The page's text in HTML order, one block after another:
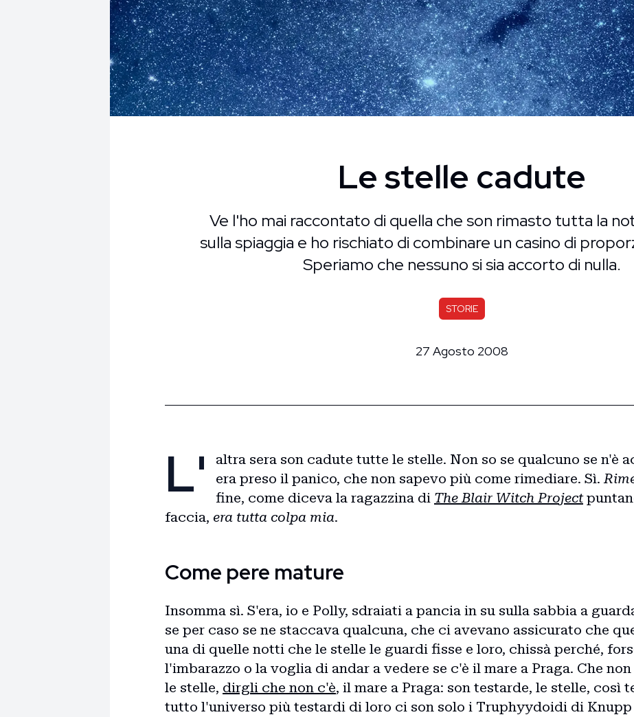
Le stelle cadute
Ve l'ho mai raccontato di quella che son rimasto tutta la
sulla spiaggia e ho rischiato di combinare un casino di
Speriamo che nessuno si sia accorto di nulla.
STORIE
27 Agosto 2008
L'
altra sera son cadute tutte le stelle. Non so se qualcuno se n'è
era preso il panico, che non sapevo più come rimediare. Sì.
fine, come diceva la ragazzina di The Blair Witch Project
faccia, era tutta colpa mia.
Come pere mature
Insomma sì. S'era, io e Polly, sdraiati a pancia in su sulla sabbia a
se per caso se ne staccava qualcuna, che ci avevano assicurato che
una di quelle notti che le stelle le guardi fisse e loro, chissà perché,
l'imbarazzo o la voglia di andar a vedere se c'è il mare a Praga. Che
le stelle, dirgli che non c'è, il mare a Praga: son testarde, le stelle, così
tutto l'universo più testardi di loro ci son solo i Truphyydoidi di